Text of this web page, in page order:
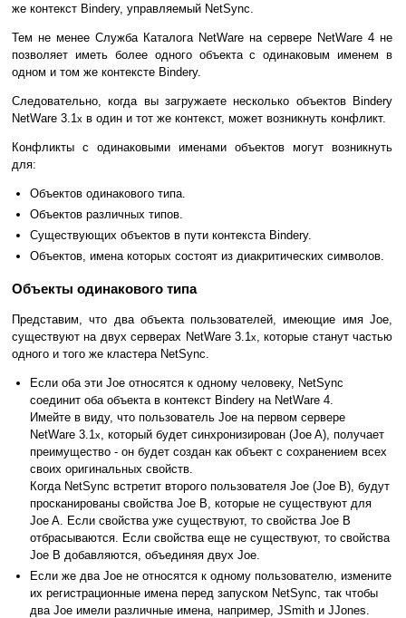
же контекст Bindery, управляемый NetSync.
Тем не менее Служба Каталога NetWare на сервере NetWare 4 не
позволяет иметь более одного объекта с одинаковым именем в
одном и том же контексте Bindery.
Следовательно, когда вы загружаете несколько объектов Bindery
NetWare 3.1x в один и тот же контекст, может возникнуть конфликт.
Конфликты с одинаковыми именами объектов могут возникнуть
для:
Объектов одинакового типа.
Объектов различных типов.
Существующих объектов в пути контекста Bindery.
Объектов, имена которых состоят из диакритических символов.
Объекты одинакового типа
Представим, что два объекта пользователей, имеющие имя Joe,
существуют на двух серверах NetWare 3.1x
, которые станут частью
одного и того же кластера NetSync.
Если оба эти Joe относятся к одному человеку, NetSync
соединит оба объекта в контекст Bindery на NetWare 4.
Имейте в виду, что пользователь Joe на первом сервере
NetWare 3.1x
, который будет синхронизирован (Joe A), получает
преимущество - он будет создан как объект с сохранением всех
своих оригинальных свойств.
Когда NetSync встретит второго пользователя Joe (Joe B), будут
просканированы свойства Joe B, которые не существуют для
Joe A. Если свойства уже существуют, то свойства Joe B
отбрасываются. Если свойства еще не существуют, то свойства
Joe B добавляются, объединяя двух Joe.
Если же два Joe не относятся к одному пользователю, измените
их регистрационные имена перед запуском NetSync, так чтобы
два Joe имели различные имена, например, JSmith и JJones.